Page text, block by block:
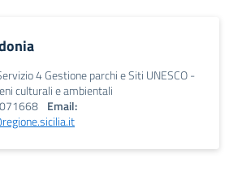
4 Gestione parchi e Siti UNESCO -
culturali e ambientali
Email: